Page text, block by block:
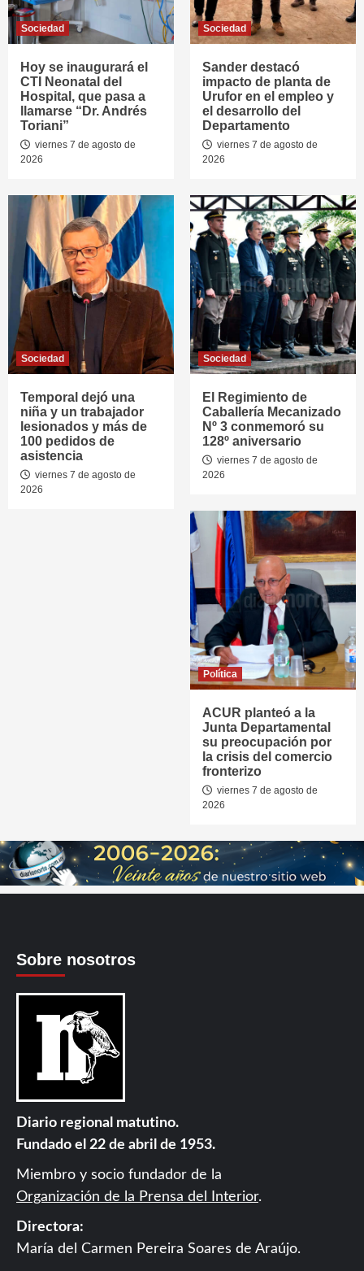
Sociedad
Hoy se inaugurará el
CTI Neonatal del
Hospital, que pasa a
llamarse “Dr. Andrés
Toriani”
viernes 7 de agosto de
2026
Sociedad
Sander destacó
impacto de planta de
Urufor en el empleo y
el desarrollo del
Departamento
viernes 7 de agosto de
2026
Sociedad
Temporal dejó una
niña y un trabajador
lesionados y más de
100 pedidos de
asistencia
viernes 7 de agosto de
2026
Sociedad
El Regimiento de
Caballería Mecanizado
Nº 3 conmemoró su
128º aniversario
viernes 7 de agosto de
2026
Política
ACUR planteó a la
Junta Departamental
su preocupación por
la crisis del comercio
fronterizo
viernes 7 de agosto de
2026
Sobre nosotros
Diario regional matutino.
Fundado el 22 de abril de 1953.
Miembro y socio fundador de la
Organización de la Prensa del Interior.
Directora:
María del Carmen Pereira Soares de Araújo.